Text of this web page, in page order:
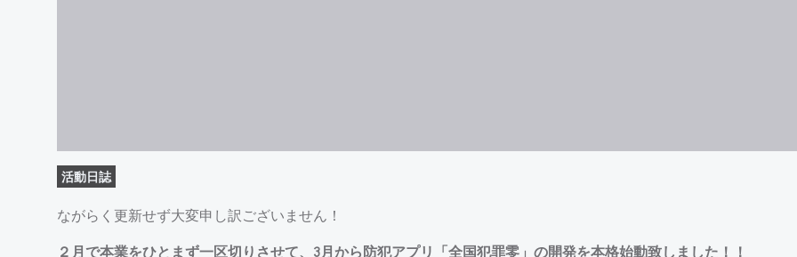
活動日誌
ながらく更新せず大変申し訳ございません！
２月で本業をひとまず一区切りさせて、3月から防犯アプリ「全国犯罪零」の開発を本格始動致しました！！